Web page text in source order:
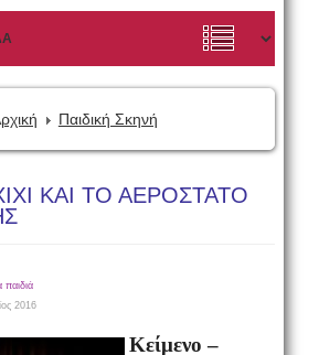
Παιδική Σκηνή
ΚΑΙ ΤΟ ΑΕΡΟΣΤΑΤΟ
2016
Κείμενο –